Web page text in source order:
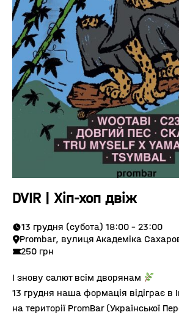
DVIR | Хіп-хоп двіж
13 грудня (субота) 18:00 - 23:00
Prombar, вулиця Академіка
250 грн
І знову салют всім дворянам
13 грудня наша формація відіграє в
на території PromBar (Української